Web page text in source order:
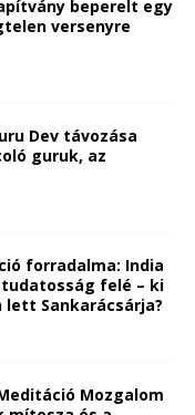
beperelt egy
versenyre
Dev távozása
guruk, az
forradalma: India
felé – ki
lett Sankarácsárja?
Mozgalom